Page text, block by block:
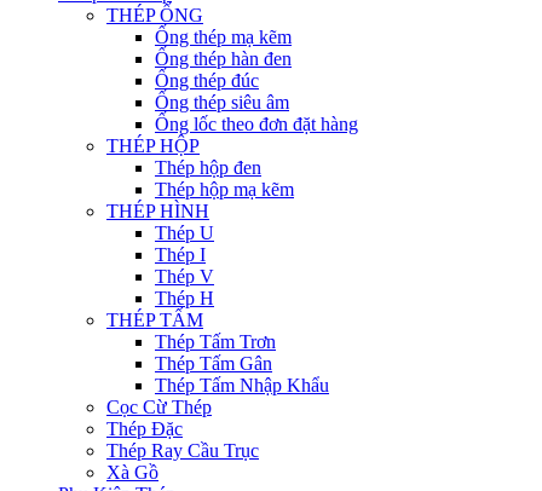
THÉP ỐNG
Ống thép mạ kẽm
Ống thép hàn đen
Ống thép đúc
Ống thép siêu âm
Ống lốc theo đơn đặt hàng
THÉP HỘP
Thép hộp đen
Thép hộp mạ kẽm
THÉP HÌNH
Thép U
Thép I
Thép V
Thép H
THÉP TẤM
Thép Tấm Trơn
Thép Tấm Gân
Thép Tấm Nhập Khẩu
Cọc Cừ Thép
Thép Đặc
Thép Ray Cầu Trục
Xà Gồ